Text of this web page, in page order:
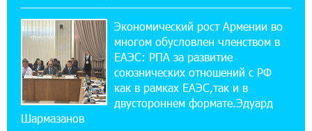
18:38:18 28-07-2026
Пашинян ты упустил свой шанс уйти
спокойно. Аршак Карапетян
12:04:53 28-07-2026
Обновленный Центр продаж и обслуживания
Ucom открылся по адресу ул. Шаумяна, 24/2
Экономический рост Армении во
многом обусловлен членством в
ЕАЭС: РПА за развитие
союзнических отношений с РФ
как в рамках ЕАЭС,так и в
двустороннем формате.Эдуард
Шармазанов